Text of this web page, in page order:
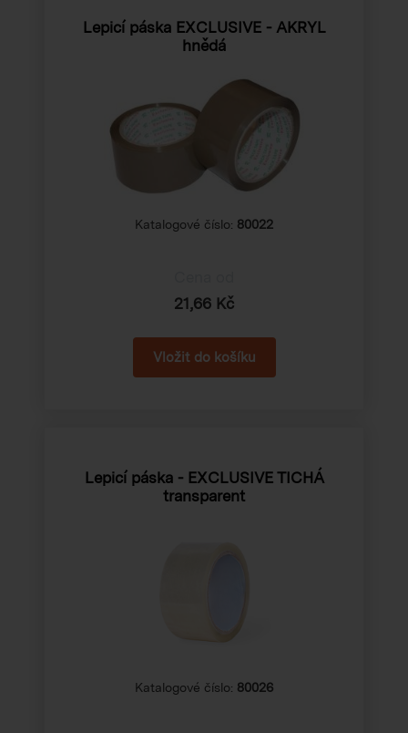
Lepicí páska EXCLUSIVE - AKRYL
hnědá
Katalogové číslo: 80022
21,66 Kč
Lepicí páska - EXCLUSIVE TICHÁ
transparent
Katalogové číslo: 80026